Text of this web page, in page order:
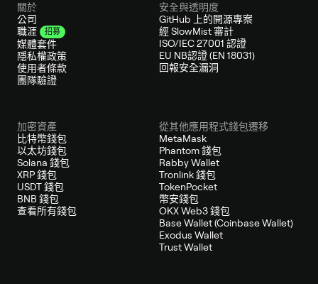
關於
公司
職涯
招募
媒體套件
隱私權政策
使用者條款
團隊驗證
安全與透明度
GitHub 上的開源專案
經 SlowMist 審計
ISO/IEC 27001 認證
EU NB認證 (EN 18031)
回報安全漏洞
加密資產
比特幣錢包
以太坊錢包
Solana 錢包
XRP 錢包
USDT 錢包
BNB 錢包
查看所有錢包
從其他應用程式錢包遷移
MetaMask
Phantom 錢包
Rabby Wallet
Tronlink 錢包
TokenPocket
幣安錢包
OKX Web3 錢包
Base Wallet (Coinbase Wallet)
Exodus Wallet
Trust Wallet